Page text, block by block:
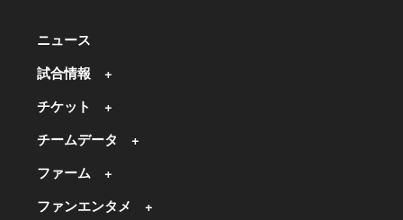
ニュース
試合情報
チケット
チームデータ
ファーム
ファンエンタメ